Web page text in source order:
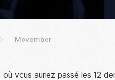
Movember
où vous auriez passé les 12